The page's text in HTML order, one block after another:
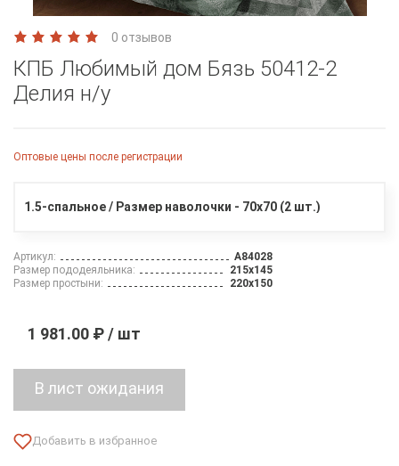
0 отзывов
КПБ Любимый дом Бязь 50412-2
Делия н/у
Оптовые цены после регистрации
1.5-спальное / Размер наволочки - 70х70 (2 шт.)
Артикул:
A84028
Размер пододеяльника:
215х145
Размер простыни:
220х150
1 981.00 ₽ / шт